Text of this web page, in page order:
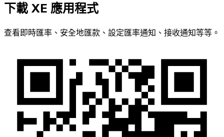
下載 XE 應用程式
查看即時匯率、安全地匯款、設定匯率通知、接收通知等等。